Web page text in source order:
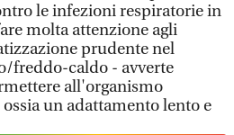
le infezioni respiratorie in
molta attenzione agli
prudente nel
freddo-caldo - avverte
all'organismo
un adattamento lento e